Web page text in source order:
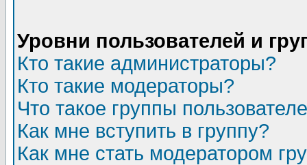
Уровни пользователей и
Кто такие администраторы?
Кто такие модераторы?
Что такое группы
Как мне вступить в группу?
Как мне стать модератором